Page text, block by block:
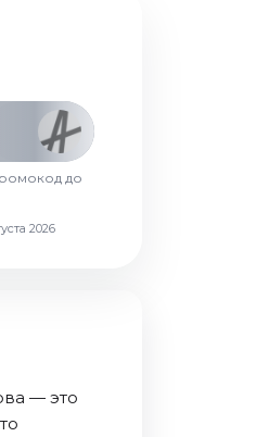
до
2026
— это